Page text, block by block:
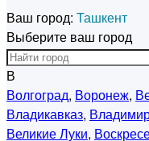
Ваш город: Ташкент
Выберите ваш город
В
Волгоград, Воронеж,
Владикавказ,
Великие Луки,